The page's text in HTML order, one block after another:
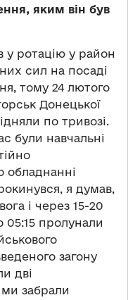
яким він був
у ротацію у район
сил на посаді
тому 24 лютого
Донецької
по тривозі.
були навчальні
обладнанні
я думав,
і через 15-20
05:15 пролунали
загону
дві
забрали